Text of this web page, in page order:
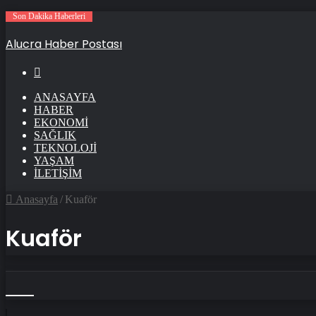
Son Dakika Haberleri
Alucra Haber Postası
ANASAYFA
HABER
EKONOMI
SAĞLIK
TEKNOLOJI
YAŞAM
İLETIŞIM
Anasayfa / Kuaför
Kuaför